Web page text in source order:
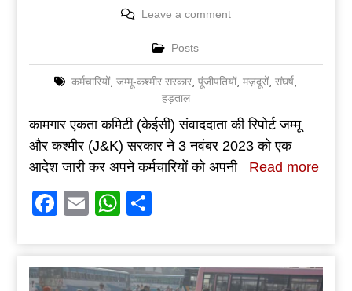
Leave a comment
Posts
कर्मचारियों,जम्मू-कश्मीर सरकार,पूंजीपतियों,मज़दूरों,संघर्ष,
हड़ताल
कामगार एकता कमिटी (केईसी) संवाददाता की रिपोर्ट जम्मू
और कश्मीर (J&K) सरकार ने 3 नवंबर 2023 को एक
आदेश जारी कर अपने कर्मचारियों को अपनी
Read more
Facebook
EmailWhatsApp